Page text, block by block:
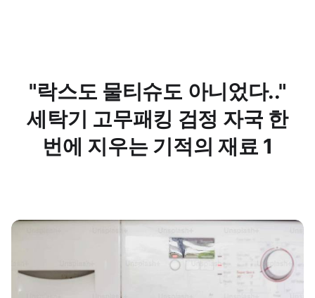
"락스도 물티슈도 아니었다.."
세탁기 고무패킹 검정 자국 한
번에 지우는 기적의 재료 1